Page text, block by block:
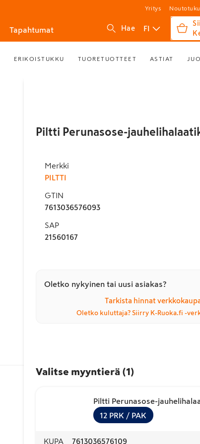
Yritys
Tapahtumat Hae FI
ERIKOISTUKKU TUORETUOTTEET ASTIAT
Piltti Perunasose-
Merkki
PILTTI
GTIN
7613036576093
SAP
21560167
Oletko nykyinen tai uusi asiakas?
Tarkista hinnat
Oletko kuluttaja? Siirry K-Ruoka.fi -
Valitse myyntierä (1 )
Piltti Perunasose-
12 PRK / PAK
KUPA 7613036576109